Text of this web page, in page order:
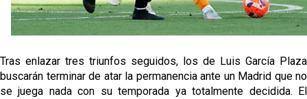
El Sevilla FC cierra el fichaje de Robbie Ure
Crónica Pretemporada | Real Madrid 2-4 Sevilla FC
Femenino
Tras enlazar tres triunfos seguidos, los de Luis García Plaza
buscarán terminar de atar la permanencia ante un Madrid que no
se juega nada con su temporada ya totalmente decidida. El